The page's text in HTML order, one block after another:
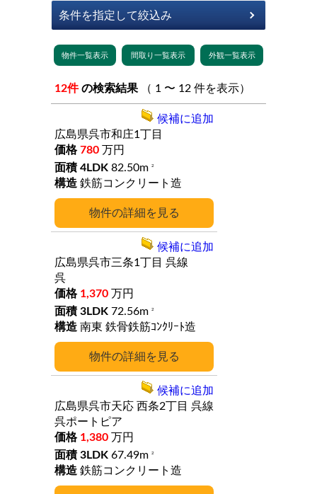
12件 の検索結果 （ 1 〜 12 件を表示）
詳細
広島県呉市和庄1丁目
780 万円
4LDK 82.50m 2
鉄筋コンクリート造
候補に追加
詳細
広島県呉市三条1丁目 呉線
呉
1,370 万円
3LDK 72.56m 2
南東 鉄骨鉄筋ｺﾝｸﾘｰﾄ造
候補に追加
広島県呉市天応 西条2丁目 呉線
呉ポートピア
1,380 万円
3LDK 67.49m 2
鉄筋コンクリート造
候補に追加